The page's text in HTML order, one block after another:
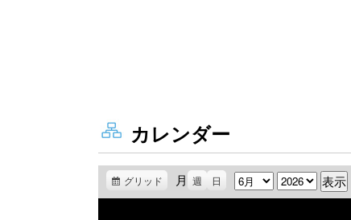
カレンダー
グリッド 月 週 日 月 年